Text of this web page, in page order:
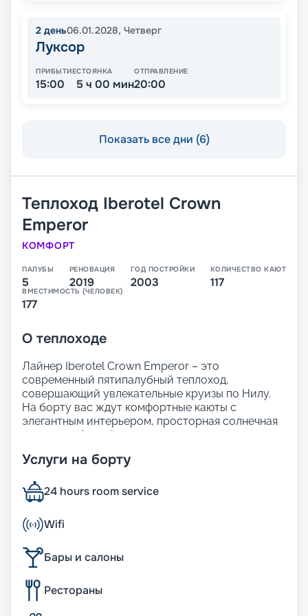
2 день06.01.2028, Четверг
Луксор
ПРИБЫТИЕ
15:00
СТОЯНКА
5 ч 00 мин
ОТПРАВЛЕНИЕ
20:00
Показать все дни (6)
Теплоход Iberotel Crown
Emperor
КОМФОРТ
ПАЛУБЫ
5
РЕНОВАЦИЯ
2019
ГОД ПОСТРОЙКИ
2003
КОЛИЧЕСТВО КАЮТ
117
ВМЕСТИМОСТЬ (ЧЕЛОВЕК)
177
О теплоходе
Лайнер Iberotel Crown Emperor – это
современный пятипалубный теплоход,
совершающий увлекательные круизы по Нилу.
На борту вас ждут комфортные каюты с
элегантным интерьером, просторная солнечная
терраса с бассейном для отдыха, а также
Гостям предлагается изысканный ресторан с
Iberotel Crown Emperor создан для того, чтобы
ваше путешествие
максимально ярким и незабываемым.
Размещение
На теплоходе находятся 117 кают с одноместным,
двухместным и трёхместным размещением. В
каждой каюте есть мини-бар и спутниковое
Услуги на борту
24 hours room service
Wifi
Бары и салоны
Рестораны